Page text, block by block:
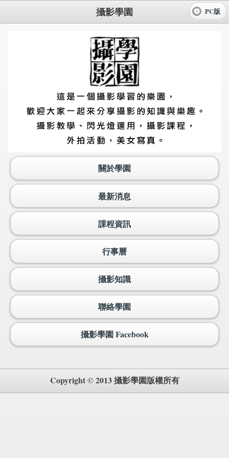
攝影學園 PC版
關於學園
最新消息
課程資訊
行事曆
攝影知識
聯絡學園
攝影學園 Facebook
Copyright © 2013 攝影學園版權所有